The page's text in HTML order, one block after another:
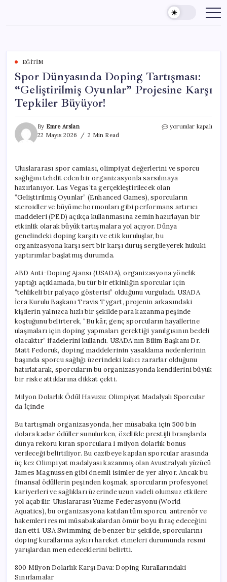
content
EĞITIM
Spor Dünyasında Doping Tartışması:
“Geliştirilmiş Oyunlar” Projesine Karşı
Tepkiler Büyüyor!
By Emre Arslan
22 Mayıs 2026
2 Min Read
Spor
Oyunlar”
Projesine
Karşı
Tepkiler
Büyüyor!
için
yorumlar kapalı
Uluslararası spor camiası, olimpiyat değerlerini ve sporcu
sağlığını tehdit eden bir organizasyonla sarsılmaya
hazırlanıyor. Las Vegas’ta gerçekleştirilecek olan
“Geliştirilmiş Oyunlar” (Enhanced Games), sporcuların
steroidler ve büyüme hormonları gibi performans artırıcı
maddeleri (PED) açıkça kullanmasına zemin hazırlayan bir
etkinlik olarak büyük tartışmalara yol açıyor. Dünya
genelindeki doping karşıtı ve etik kuruluşlar, bu
organizasyona karşı sert bir karşı duruş sergileyerek hukuki
yaptırımlar başlatmış durumda.
ABD Anti-Doping Ajansı (USADA), organizasyona yönelik
yaptığı açıklamada, bu tür bir etkinliğin sporcular için
“tehlikeli bir palyaço gösterisi” olduğunu vurguladı. USADA
İcra Kurulu Başkanı Travis Tygart, projenin arkasındaki
kişilerin yalnızca hızlı bir şekilde para kazanma peşinde
koştuğunu belirterek, “Bu kâr, genç sporcuların hayallerine
ulaşmaları için doping yapmaları gerektiği yanılgısının bedeli
olacaktır” ifadelerini kullandı. USADA’nın Bilim Başkanı Dr.
Matt Fedoruk, doping maddelerinin yasaklama nedenlerinin
başında sporcu sağlığı üzerindeki kalıcı zararlar olduğunu
hatırlatarak, sporcuların bu organizasyonda kendilerini büyük
bir riske attıklarına dikkat çekti.
Milyon Dolarlık Ödül Havuzu: Olimpiyat Madalyalı Sporcular
da İçinde
Bu tartışmalı organizasyonda, her müsabaka için 500 bin
dolara kadar ödüller sunulurken, özellikle prestijli branşlarda
dünya rekoru kıran sporculara 1 milyon dolarlık bonus
verileceği belirtiliyor. Bu cazibeye kapılan sporcular arasında
üç kez Olimpiyat madalyası kazanmış olan Avustralyalı yüzücü
James Magnussen gibi önemli isimler de yer alıyor. Ancak bu
finansal ödüllerin peşinden koşmak, sporcuların profesyonel
kariyerleri ve sağlıkları üzerinde uzun vadeli olumsuz etkilere
yol açabilir. Uluslararası Yüzme Federasyonu (World
Aquatics), bu organizasyona katılan tüm sporcu, antrenör ve
hakemleri resmi müsabakalardan ömür boyu ihraç edeceğini
ilan etti. USA Swimming de benzer bir şekilde, sporcularını
doping kurallarına aykırı hareket etmeleri durumunda resmi
yarışlardan men edeceklerini belirtti.
800 Milyon Dolarlık Karşı Dava: Doping Kurallarındaki
Sınırlamalar